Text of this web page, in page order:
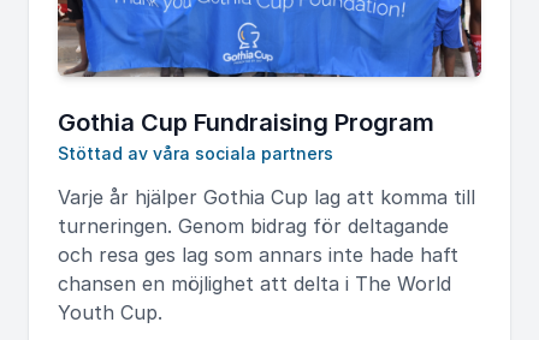
Gothia Cup Fundraising Program
Stöttad av våra sociala partners
Varje år hjälper Gothia Cup lag att komma till
turneringen. Genom bidrag för deltagande
och resa ges lag som annars inte hade haft
chansen en möjlighet att delta i The World
Youth Cup.